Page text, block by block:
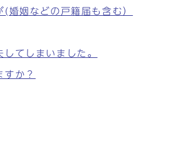
婚姻などの戸籍届も含む）
てしまいました。
か？